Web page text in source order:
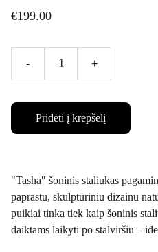
€199.00
- +
Pridėti į krepšelį
"Tasha" šoninis staliukas
paprastu, skulptūriniu dizainu
puikiai tinka tiek kaip šoninis
daiktams laikyti po stalviršiu –